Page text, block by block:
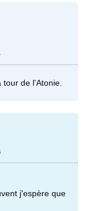
de l'Atonie.
j'espère que